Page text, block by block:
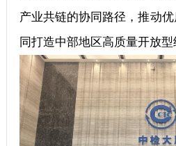
产业共链的协同路径，推动
同打造中部地区高质量开放型